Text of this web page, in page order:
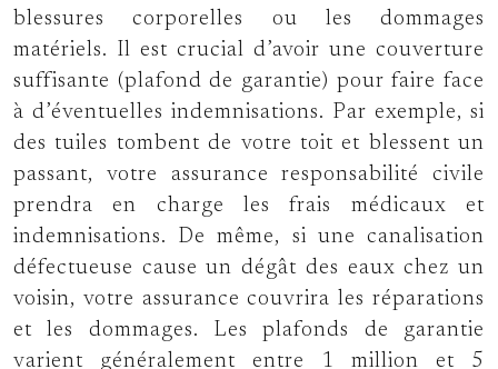
blessures corporelles ou les dommages
matériels. Il est crucial d’avoir une couverture
suffisante (plafond de garantie) pour faire face
à d’éventuelles indemnisations. Par exemple, si
des tuiles tombent de votre toit et blessent un
passant, votre assurance responsabilité civile
prendra en charge les frais médicaux et
indemnisations. De même, si une canalisation
défectueuse cause un dégât des eaux chez un
voisin, votre assurance couvrira les réparations
et les dommages. Les plafonds de garantie
varient généralement entre 1 million et 5